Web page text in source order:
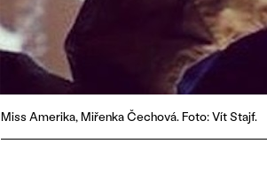
Miss Amerika, Miřenka Čechová. Foto: Vít Stajf.